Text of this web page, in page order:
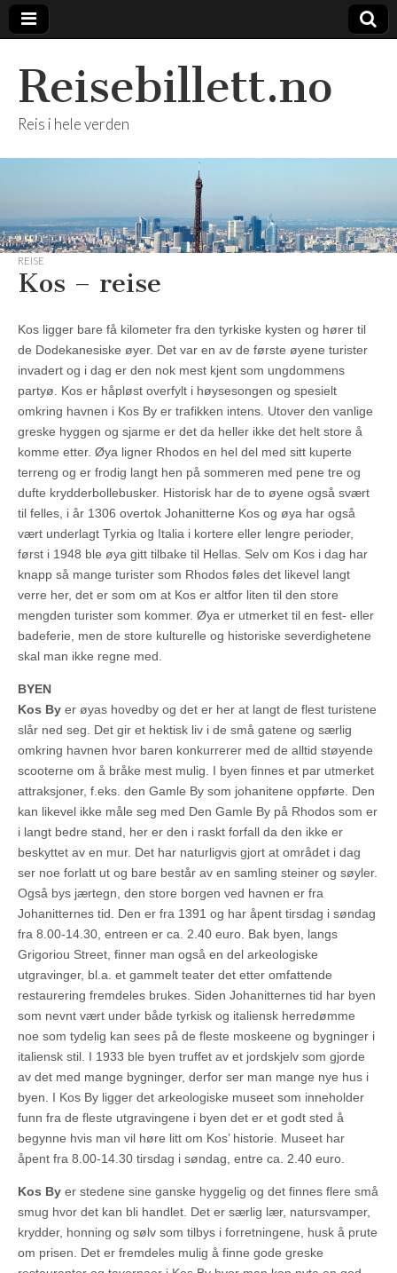
Reisebillett.no
Reis i hele verden
REISE
Kos – reise
Kos ligger bare få kilometer fra den tyrkiske kysten og hører til
de Dodekanesiske øyer. Det var en av de første øyene turister
invadert og i dag er den nok mest kjent som ungdommens
partyø. Kos er håpløst overfylt i høysesongen og spesielt
omkring havnen i Kos By er trafikken intens. Utover den vanlige
greske hyggen og sjarme er det da heller ikke det helt store å
komme etter. Øya ligner Rhodos en hel del med sitt kuperte
terreng og er frodig langt hen på sommeren med pene tre og
dufte krydderbollebusker. Historisk har de to øyene også svært
til felles, i år 1306 overtok Johanitterne Kos og øya har også
vært underlagt Tyrkia og Italia i kortere eller lengre perioder,
først i 1948 ble øya gitt tilbake til Hellas. Selv om Kos i dag har
knapp så mange turister som Rhodos føles det likevel langt
verre her, det er som om at Kos er altfor liten til den store
mengden turister som kommer. Øya er utmerket til en fest- eller
badeferie, men de store kulturelle og historiske severdighetene
skal man ikke regne med.
BYEN
Kos By er øyas hovedby og det er her at langt de flest turistene
slår ned seg. Det gir et hektisk liv i de små gatene og særlig
omkring havnen hvor baren konkurrerer med de alltid støyende
scooterne om å bråke mest mulig. I byen finnes et par utmerket
attraksjoner, f.eks. den Gamle By som johanitene oppførte. Den
kan likevel ikke måle seg med Den Gamle By på Rhodos som er
i langt bedre stand, her er den i raskt forfall da den ikke er
beskyttet av en mur. Det har naturligvis gjort at området i dag
ser noe forlatt ut og bare består av en samling steiner og søyler.
Også bys jærtegn, den store borgen ved havnen er fra
Johanitternes tid. Den er fra 1391 og har åpent tirsdag i søndag
fra 8.00-14.30, entreen er ca. 2.40 euro. Bak byen, langs
Grigoriou Street, finner man også en del arkeologiske
utgravinger, bl.a. et gammelt teater det etter omfattende
restaurering fremdeles brukes. Siden Johanitternes tid har byen
som nevnt vært under både tyrkisk og italiensk herredømme
noe som tydelig kan sees på de fleste moskeene og bygninger i
italiensk stil. I 1933 ble byen truffet av et jordskjelv som gjorde
av det med mange bygninger, derfor ser man mange nye hus i
byen. I Kos By ligger det arkeologiske museet som inneholder
funn fra de fleste utgravingene i byen det er et godt sted å
begynne hvis man vil høre litt om Kos’ historie. Museet har
åpent fra 8.00-14.30 tirsdag i søndag, entre ca. 2.40 euro.
Kos By er stedene sine ganske hyggelig og det finnes flere små
smug hvor det kan bli handlet. Det er særlig lær, natursvamper,
krydder, honning og sølv som tilbys i forretningene, husk å prute
om prisen. Det er fremdeles mulig å finne gode greske